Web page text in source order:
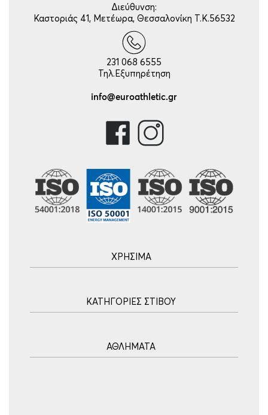
Διεύθυνση:
Καστοριάς 41, Μετέωρα, Θεσσαλονίκη Τ.Κ.56532
231 068 6555
Τηλ.Εξυπηρέτηση
info@euroathletic.gr
ΧΡΗΣΙΜΑ
Blog
Τρόποι Πληρωμής
ΚΑΤΗΓΟΡΙΕΣ ΣΤΙΒΟΥ
Σφυροβολία
ΑΘΛΗΜΑΤΑ